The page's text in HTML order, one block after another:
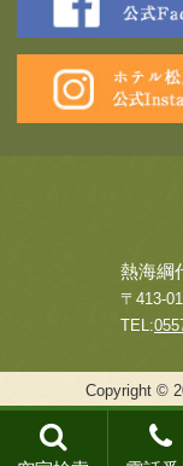
熱海綱
〒413-
TEL:
Copyright ©